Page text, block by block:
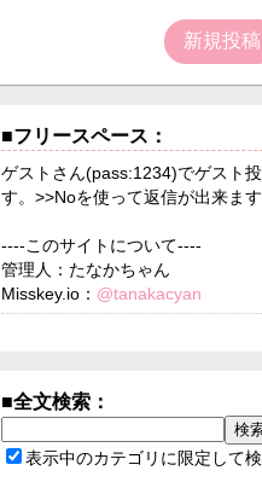
新規投稿
■フリースペース：
ゲストさん(pass:1234)でゲスト
す。>>Noを使って返信が出来ます
----このサイトについて----
管理人：たなかちゃん
Misskey.io： @tanakacyan
■全文検索：
表示中のカテゴリに限定して